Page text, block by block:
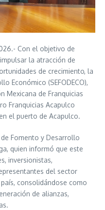
Con el objetivo de
la atracción de
de crecimiento, la
Económico (SEFODECO),
Mexicana de Franquicias
Franquicias Acapulco
el puerto de Acapulco.
Fomento y Desarrollo
quien informó que este
inversionistas,
del sector
consolidándose como
de alianzas,